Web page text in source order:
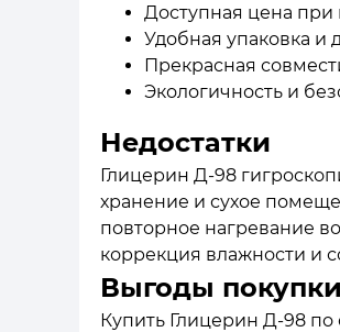
Доступная цена при
Удобная упаковка и
Прекрасная
Экологичность и
Недостатки
Глицерин Д-98
хранение и сухое
повторное нагревание
коррекция влажности и
Выгоды
Купить Глицерин Д-98